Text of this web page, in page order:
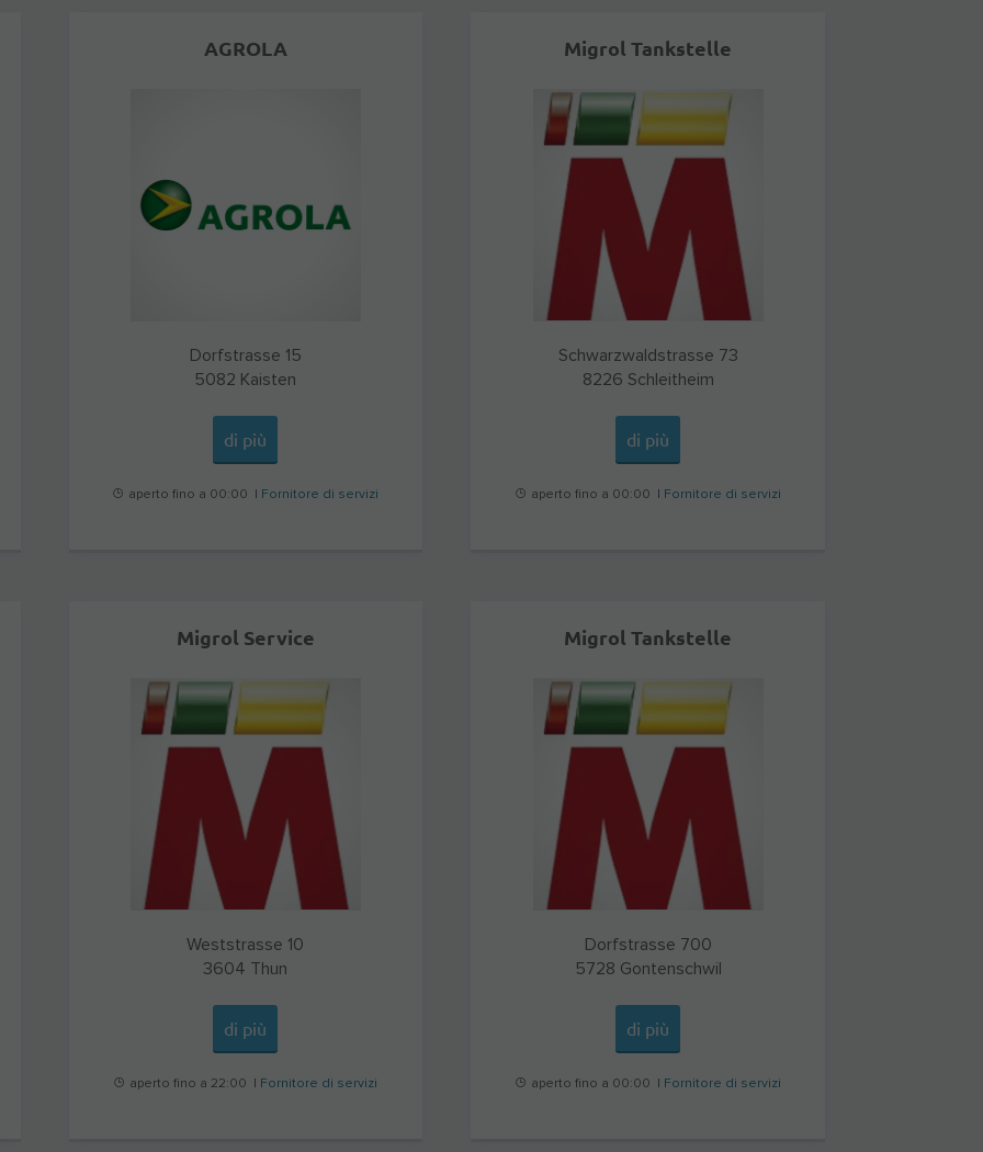
AGROLA
Dorfstrasse 15
5082 Kaisten
di più
aperto fino a 00:00 | Fornitore di servizi
Migrol Tankstelle
Schwarzwaldstrasse 73
8226 Schleitheim
di più
aperto fino a 00:00 | Fornitore di servizi
Migrol Service
Weststrasse 10
3604 Thun
di più
aperto fino a 22:00 | Fornitore di servizi
Migrol Tankstelle
Dorfstrasse 700
5728 Gontenschwil
di più
aperto fino a 00:00 | Fornitore di servizi